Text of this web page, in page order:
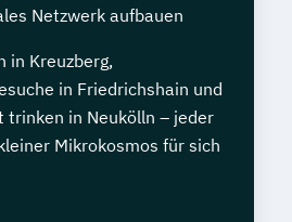
Netzwerk aufbauen
in Kreuzberg,
in Friedrichshain und
trinken in Neukölln – jeder
Mikrokosmos für sich